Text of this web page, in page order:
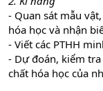
- Quan sát mẫu
hóa học và nhận
- Viết các PTHH
- Dự đoán, kiểm
chất hóa học của